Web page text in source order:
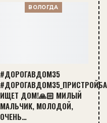
ВОЛОГДА
#ДОРОГАВДОМ35
ИЩЕТ ДОМ!🙏🏻 МИЛЫЙ
МАЛЬЧИК, МОЛОДОЙ,
ОЧЕНЬ…